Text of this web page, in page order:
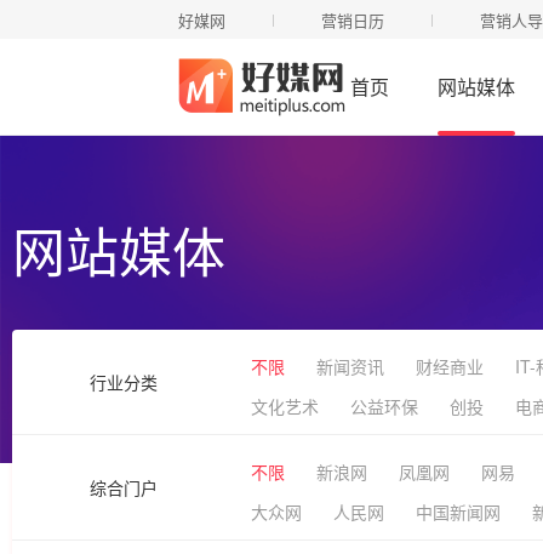
好媒网 营销日历 营销人
首页 网站媒体
网站媒体
行业分类
不限 新闻资讯 财经商业
IT-
文化艺术
公益环保 创投 电
综合门户
不限 新浪网 凤凰网
网易
大众网
人民网 中国新闻网